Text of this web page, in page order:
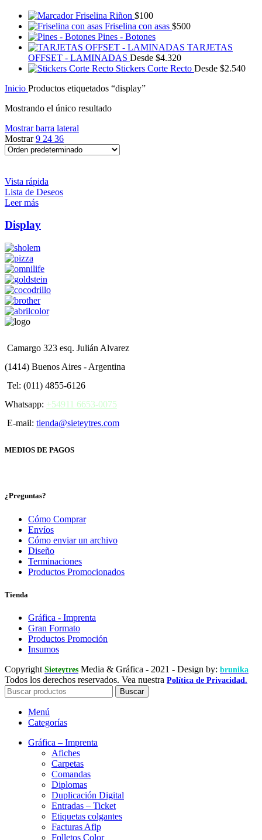
Friselina Riñon $100
Friselina con asas $500
Pines - Botones
TARJETAS
OFFSET - LAMINADAS Desde $4.320
Stickers Corte Recto Desde $2.540
Inicio Productos etiquetados “display”
Mostrando el único resultado
Mostrar barra lateral
Mostrar9 24 36
Vista rápida
Lista de Deseos
Leer más
Display
Camargo 323 esq. Julián Alvarez
(1414) Buenos Aires - Argentina
Tel: (011) 4855-6126
Whatsapp: +54911 6653-0075
E-mail: tienda@sieteytres.com
MEDIOS DE PAGOS
¿Preguntas?
Cómo Comprar
Envíos
Cómo enviar un archivo
Diseño
Terminaciones
Productos Promocionados
Tienda
Gráfica - Imprenta
Gran Formato
Productos Promoción
Insumos
Copyright Sieteytres Media & Gráfica - 2021 - Design by: brunika
Todos los derechos reservados. Vea nuestra Política de Privacidad.
Buscar
Menú
Categorías
Gráfica – Imprenta
Afiches
Carpetas
Comandas
Diplomas
Duplicación Digital
Entradas – Ticket
Etiquetas colgantes
Facturas Afip
Folletos Color